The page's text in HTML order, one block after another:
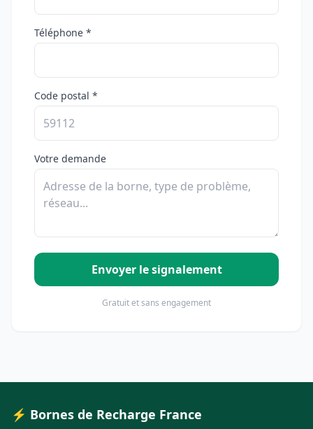
Téléphone *
Code postal *
Votre demande
Envoyer le signalement
Gratuit et sans engagement
⚡ Bornes de Recharge France